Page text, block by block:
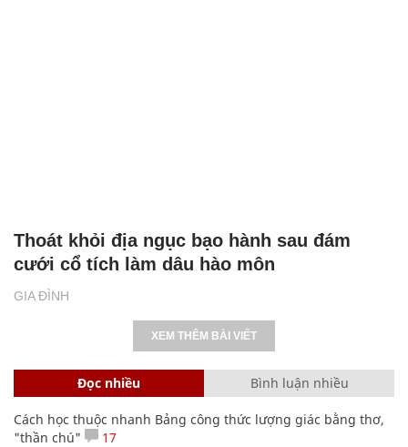
GIA ĐÌNH
Thoát khỏi địa ngục bạo hành sau đám
cưới cổ tích làm dâu hào môn
XEM THÊM BÀI VIẾT
Đọc nhiều Bình luận nhiều
Cách học thuộc nhanh Bảng công thức lượng giác bằng thơ,
"thần chú"
17